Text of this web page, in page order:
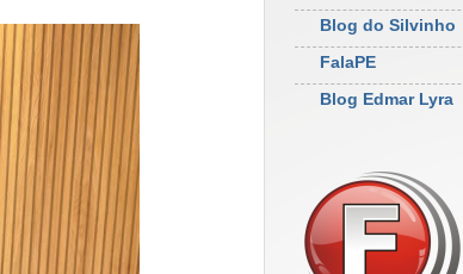
Blog do Silvinho
FalaPE
Blog Edmar Lyra